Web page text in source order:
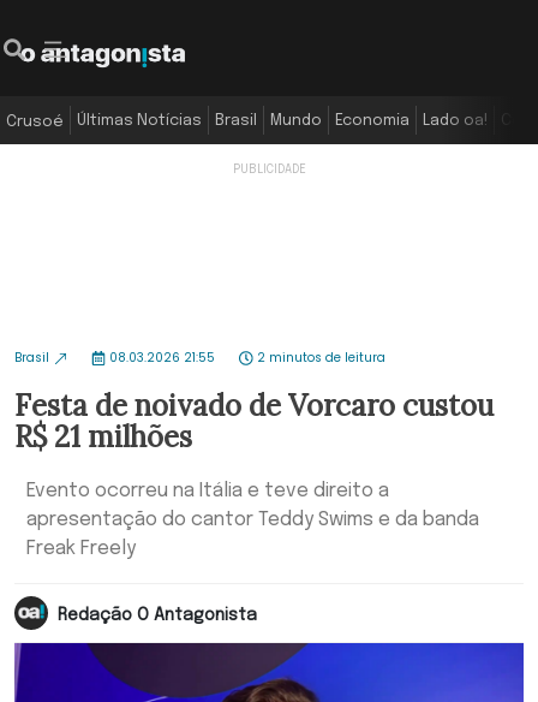
Crusoé Últimas Notícias Brasil Mundo Economia Lado oa!
Brasil 08.03.2026 21:55 2 minutos de leitura
Festa de noivado de Vorcaro custou
R$ 21 milhões
Evento ocorreu na Itália e teve direito a
apresentação do cantor Teddy Swims e da banda
Freak Freely
Redação O Antagonista